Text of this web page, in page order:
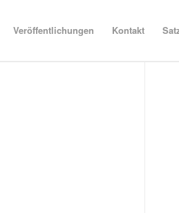
Veröffentlichungen Kontakt